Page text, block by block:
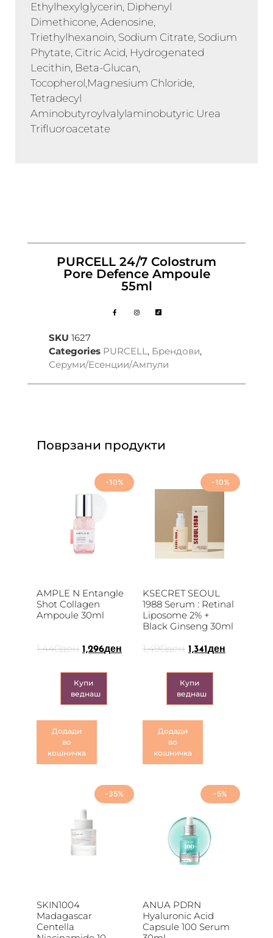
Ethylhexylglycerin, Diphenyl
Dimethicone, Adenosine,
Triethylhexanoin, Sodium Citrate, Sodium
Phytate, Citric Acid, Hydrogenated
Lecithin, Beta-Glucan,
Tocopherol,Magnesium Chloride,
Tetradecyl
Aminobutyroylvalylaminobutyric Urea
Trifluoroacetate
PURCELL 24/7 Colostrum
Pore Defence Ampoule
55ml
SKU 1627
Categories PURCELL, Брендови,
Серуми/Есенции/Ампули
Поврзани продукти
-10%
AMPLE N Entangle
Shot Collagen
Ampoule 30ml
1,440ден 1,296ден
Купи
веднаш
Додади
во
кошничка
-10%
KSECRET SEOUL
1988 Serum : Retinal
Liposome 2% +
Black Ginseng 30ml
1,490ден 1,341ден
Купи
веднаш
Додади
во
кошничка
-35%
SKIN1004
Madagascar
Centella
-5%
ANUA PDRN
Hyaluronic Acid
Capsule 100 Serum